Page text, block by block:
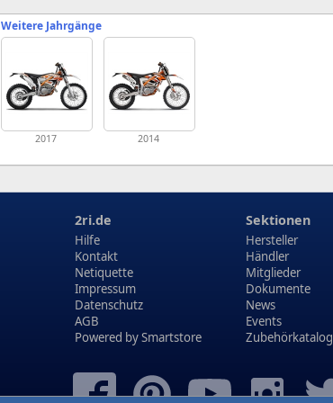
Weitere Jahrgänge
2017 2014
2ri.de
Hilfe
Kontakt
Netiquette
Impressum
Datenschutz
AGB
Powered bySmartstore
Sektionen
Hersteller
Händler
Mitglieder
Dokumente
News
Events
Zubehörkatalog